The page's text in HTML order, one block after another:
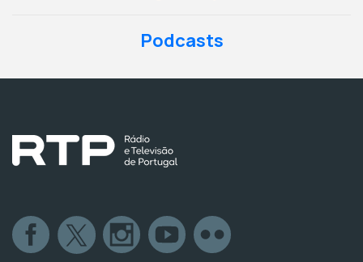
Podcasts